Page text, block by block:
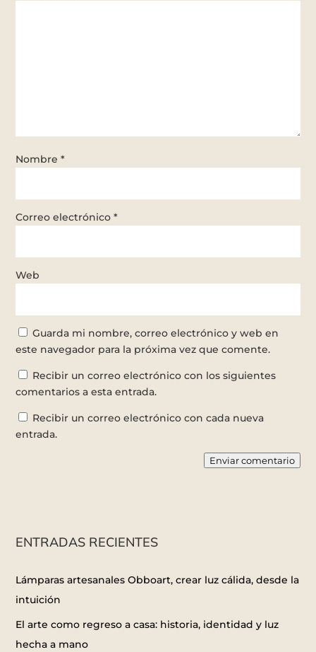
Nombre*
Correo electrónico*
Web
Guarda mi nombre, correo electrónico y web en
este navegador para la próxima vez que comente.
Recibir un correo electrónico con los siguientes
comentarios a esta entrada.
Recibir un correo electrónico con cada nueva
entrada.
Enviar comentario
ENTRADAS RECIENTES
Lámparas artesanales Obboart, crear luz cálida, desde la
intuición
El arte como regreso a casa: historia, identidad y luz
hecha a mano